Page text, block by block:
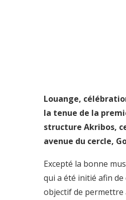
Louange,
la tenue de la
structure Akribos,
avenue du cercle,
Excepté la bonne
qui a été initié afin
objectif de permettre